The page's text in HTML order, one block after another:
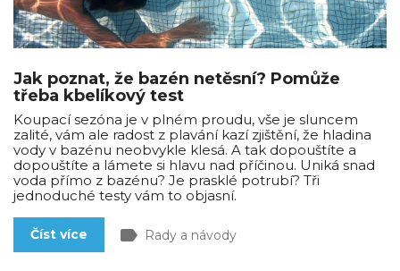
Jak poznat, že bazén netěsní? Pomůže
třeba kbelíkový test
Koupací sezóna je v plném proudu, vše je sluncem
zalité, vám ale radost z plavání kazí zjištění, že hladina
vody v bazénu neobvykle klesá. A tak dopouštíte a
dopouštíte a lámete si hlavu nad příčinou. Uniká snad
voda přímo z bazénu? Je prasklé potrubí? Tři
jednoduché testy vám to objasní.
Číst více label Rady a návody